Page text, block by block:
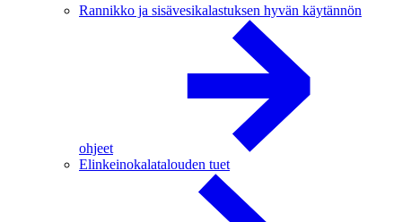
Rannikko ja sisävesikalastuksen hyvän käytännön
ohjeet
Elinkeinokalatalouden tuet